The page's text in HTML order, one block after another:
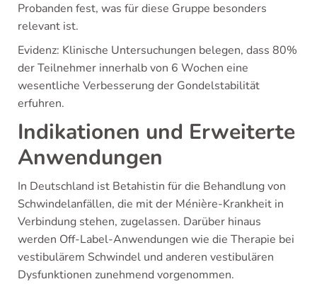
Probanden fest, was für diese Gruppe besonders
relevant ist.
Evidenz: Klinische Untersuchungen belegen, dass 80%
der Teilnehmer innerhalb von 6 Wochen eine
wesentliche Verbesserung der Gondelstabilität
erfuhren.
Indikationen und Erweiterte
Anwendungen
In Deutschland ist Betahistin für die Behandlung von
Schwindelanfällen, die mit der Ménière-Krankheit in
Verbindung stehen, zugelassen. Darüber hinaus
werden Off-Label-Anwendungen wie die Therapie bei
vestibulärem Schwindel und anderen vestibulären
Dysfunktionen zunehmend vorgenommen.